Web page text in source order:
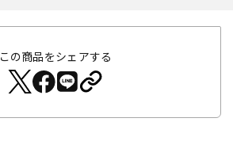
この商品をシェアする